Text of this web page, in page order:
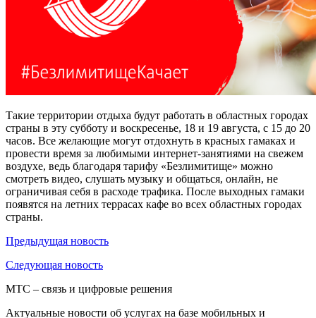
Такие территории отдыха будут работать в областных городах
страны в эту субботу и воскресенье, 18 и 19 августа, с 15 до 20
часов. Все желающие могут отдохнуть в красных гамаках и
провести время за любимыми интернет-занятиями на свежем
воздухе, ведь благодаря тарифу «Безлимитище» можно
смотреть видео, слушать музыку и общаться, онлайн, не
ограничивая себя в расходе трафика. После выходных гамаки
появятся на летних террасах кафе во всех областных городах
страны.
Предыдущая новость
Следующая новость
МТС – связь и цифровые решения
Актуальные новости об услугах на базе мобильных и